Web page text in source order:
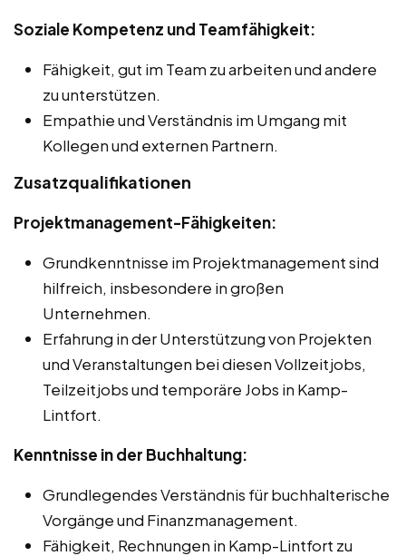
Soziale Kompetenz und Teamfähigkeit:
Fähigkeit, gut im Team zu arbeiten und andere
zu unterstützen.
Empathie und Verständnis im Umgang mit
Kollegen und externen Partnern.
Zusatzqualifikationen
Projektmanagement-Fähigkeiten:
Grundkenntnisse im Projektmanagement sind
hilfreich, insbesondere in großen
Unternehmen.
Erfahrung in der Unterstützung von Projekten
und Veranstaltungen bei diesen Vollzeitjobs,
Teilzeitjobs und temporäre Jobs in Kamp-
Lintfort.
Kenntnisse in der Buchhaltung:
Grundlegendes Verständnis für buchhalterische
Vorgänge und Finanzmanagement.
Fähigkeit, Rechnungen in Kamp-Lintfort zu